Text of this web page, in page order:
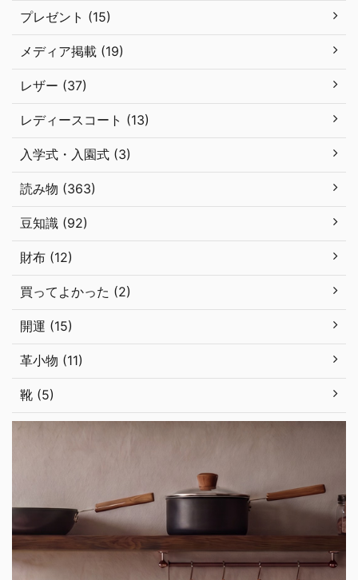
プレゼント (15)
メディア掲載 (19)
レザー (37)
レディースコート (13)
入学式・入園式 (3)
読み物 (363)
豆知識 (92)
財布 (12)
買ってよかった (2)
開運 (15)
革小物 (11)
靴 (5)